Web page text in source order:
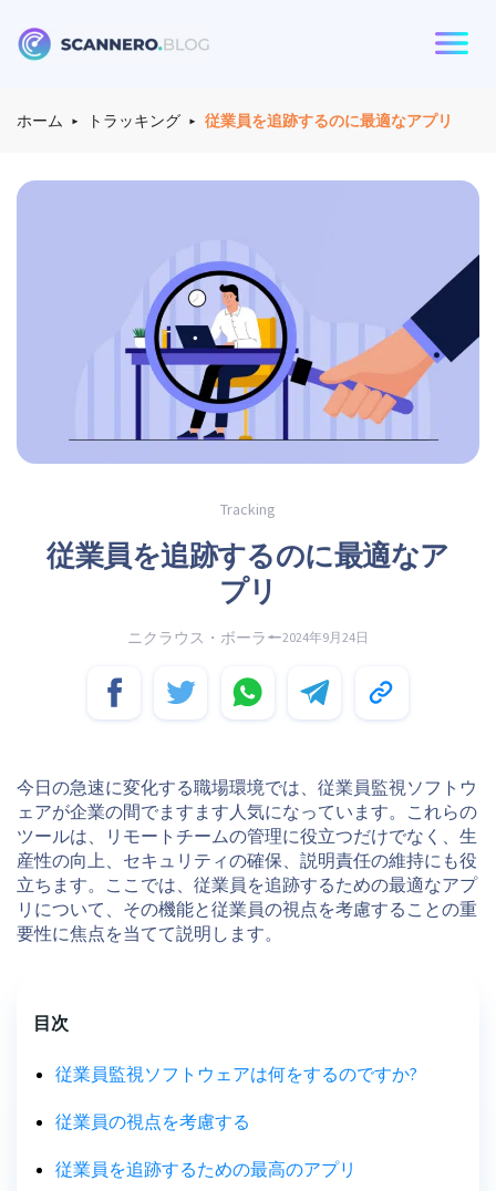
ホーム トラッキング 従業員を追跡するのに最適なアプリ
Tracking
従業員を追跡するのに最適なア
プリ
ニクラウス・ボーラー2024年9月24日
今日の急速に変化する職場環境では、従業員監視ソフトウ
ェアが企業の間でますます人気になっています。これらの
ツールは、リモートチームの管理に役立つだけでなく、生
産性の向上、セキュリティの確保、説明責任の維持にも役
立ちます。ここでは、従業員を追跡するための最適なアプ
リについて、その機能と従業員の視点を考慮することの重
要性に焦点を当てて説明します。
目次
従業員監視ソフトウェアは何をするのですか?
従業員の視点を考慮する
従業員を追跡するための最高のアプリ